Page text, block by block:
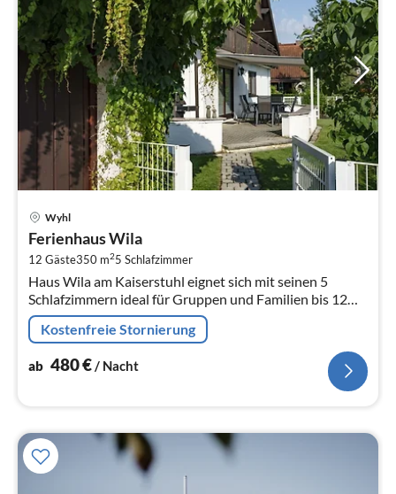
Wyhl
Ferienhaus Wila
12 Gäste350 m25 Schlafzimmer
Haus Wila am Kaiserstuhl eignet sich mit seinen 5
Schlafzimmern ideal für Gruppen und Familien bis 12
Personen.
Kostenfreie Stornierung
ab 480€/ Nacht